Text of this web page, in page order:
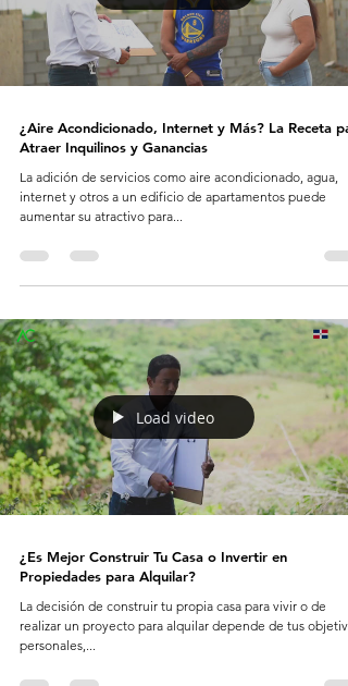
¿Aire Acondicionado, Internet y Más? La Receta
Atraer Inquilinos y Ganancias
La adición de servicios como aire acondicionado, agua,
internet y otros a un edificio de apartamentos puede
aumentar su atractivo para...
Load video
¿Es Mejor Construir Tu Casa o Invertir en
Propiedades para Alquilar?
La decisión de construir tu propia casa para vivir o de
realizar un proyecto para alquilar depende de tus
personales,...